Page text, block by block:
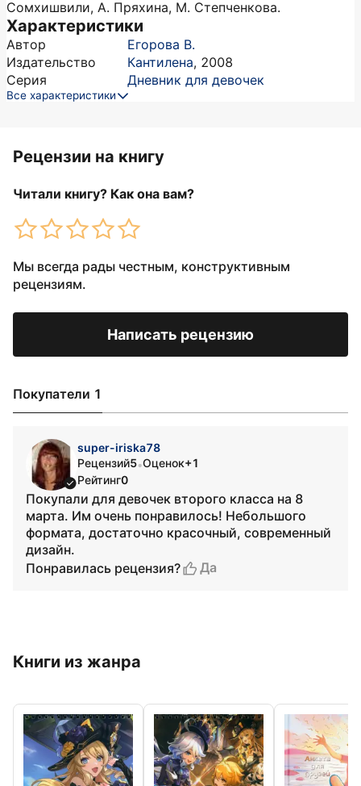
Сомхишвили, А. Пряхина, М. Степченкова.
Характеристики
Автор
Егорова В.
Издательство
Кантилена, 2008
Серия
Дневник для девочек
Все характеристики
Рецензии на книгу
Читали книгу? Как она вам?
Мы всегда рады честным, конструктивным
рецензиям.
Написать рецензию
Покупатели 1
super-iriska78
Рецензий5•Оценок+1
Рейтинг0
Покупали для девочек второго класса на 8
марта. Им очень понравилось! Небольшого
формата, достаточно красочный, современный
дизайн.
Понравилась рецензия?
Да
Книги из жанра